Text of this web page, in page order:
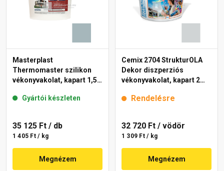
Masterplast
Thermomaster szilikon
vékonyvakolat, kapart 1,5
Gyártói készleten
35 125 Ft / db
1 405 Ft / kg
Megnézem
Cemix 2704 StrukturOLA
Dekor diszperziós
vékonyvakolat, kapart 2
Rendelésre
32 720 Ft / vödör
1 309 Ft / kg
Megnézem